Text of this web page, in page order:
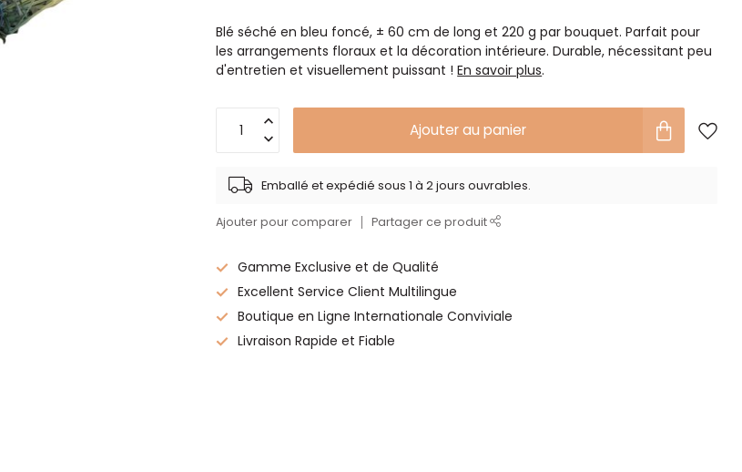
Blé séché en bleu foncé, ± 60 cm de long et 220 g par bouquet. Parfait pour
les arrangements floraux et la décoration intérieure. Durable, nécessitant peu
d'entretien et visuellement puissant !En savoir plus.
Ajouter au panier
Emballé et expédié sous 1 à 2 jours ouvrables.
Ajouter pour comparer Partager ce produit
Gamme Exclusive et de Qualité
Excellent Service Client Multilingue
Boutique en Ligne Internationale Conviviale
Livraison Rapide et Fiable